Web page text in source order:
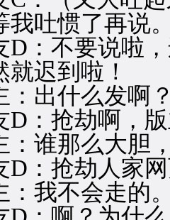
我吐惯了再说
不要说啦，
就迟到啦！
出什么发啊
抢劫啊，版
谁那么大胆，
抢劫人家网
我不会走的